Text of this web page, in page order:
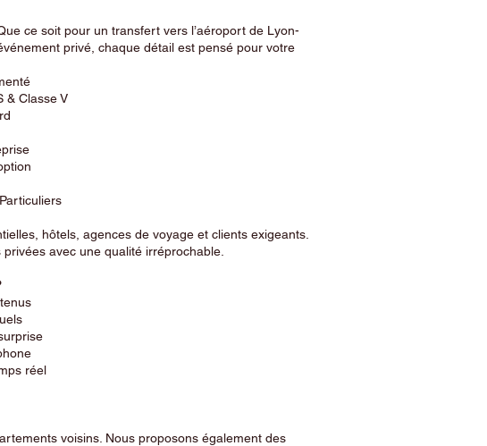
ce soit pour un transfert vers l’aéroport de Lyon-
privé, chaque détail est pensé pour votre
Classe V
hôtels, agences de voyage et clients exigeants.
avec une qualité irréprochable.
réel
voisins. Nous proposons également des